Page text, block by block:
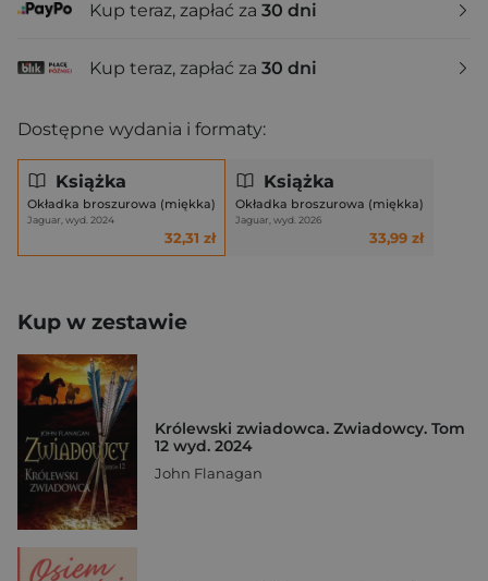
Kup teraz, zapłać za 30 dni
Kup teraz, zapłać za 30 dni
Dostępne wydania i formaty:
Książka
Okładka broszurowa (miękka)
Jaguar, wyd. 2024
32,31 zł
Książka
Okładka broszurowa (miękka)
Jaguar, wyd. 2026
33,99 zł
Kup w zestawie
Królewski zwiadowca. Zwiadowcy. Tom
12 wyd. 2024
John Flanagan